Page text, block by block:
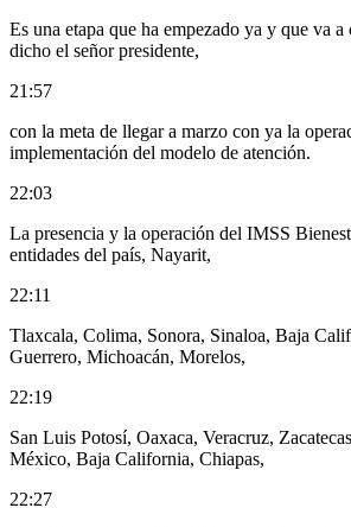
Es una etapa que ha empezado ya y que va
dicho el señor presidente,
21:57
con la meta de llegar a marzo con ya la
implementación del modelo de atención.
22:03
La presencia y la operación del IMSS
entidades del país, Nayarit,
22:11
Tlaxcala, Colima, Sonora, Sinaloa, Baja
Guerrero, Michoacán, Morelos,
22:19
San Luis Potosí, Oaxaca, Veracruz,
México, Baja California, Chiapas,
22:27